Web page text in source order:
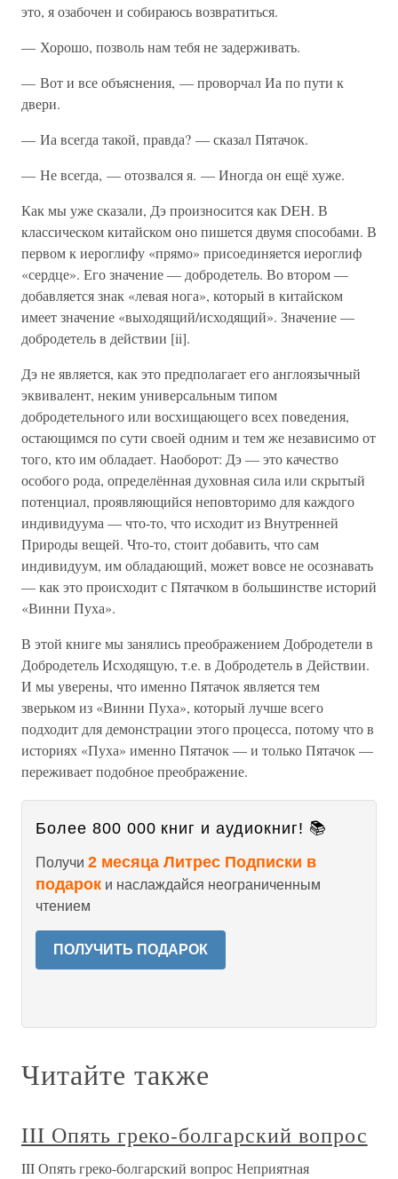
это, я озабочен и собираюсь возвратиться.
— Хорошо, позволь нам тебя не задерживать.
— Вот и все объяснения, — проворчал Иа по пути к
двери.
— Иа всегда такой, правда? — сказал Пятачок.
— Не всегда, — отозвался я. — Иногда он ещё хуже.
Как мы уже сказали, Дэ произносится как DEH. В
классическом китайском оно пишется двумя способами. В
первом к иероглифу «прямо» присоединяется иероглиф
«сердце». Его значение — добродетель. Во втором —
добавляется знак «левая нога», который в китайском
имеет значение «выходящий/исходящий». Значение —
добродетель в действии [ii].
Дэ не является, как это предполагает его англоязычный
эквивалент, неким универсальным типом
добродетельного или восхищающего всех поведения,
остающимся по сути своей одним и тем же независимо от
того, кто им обладает. Наоборот: Дэ — это качество
особого рода, определённая духовная сила или скрытый
потенциал, проявляющийся неповторимо для каждого
индивидуума — что-то, что исходит из Внутренней
Природы вещей. Что-то, стоит добавить, что сам
индивидуум, им обладающий, может вовсе не осознавать
— как это происходит с Пятачком в большинстве историй
«Винни Пуха».
В этой книге мы занялись преображением Добродетели в
Добродетель Исходящую, т.е. в Добродетель в Действии.
И мы уверены, что именно Пятачок является тем
зверьком из «Винни Пуха», который лучше всего
подходит для демонстрации этого процесса, потому что в
историях «Пуха» именно Пятачок — и только Пятачок —
переживает подобное преображение.
Более 800 000 книг и аудиокниг! 📚
Получи 2 месяца Литрес Подписки в
подарок и наслаждайся неограниченным
чтением
ПОЛУЧИТЬ ПОДАРОК
Читайте также
III Опять греко-болгарский вопрос
III Опять греко-болгарский вопрос Неприятная